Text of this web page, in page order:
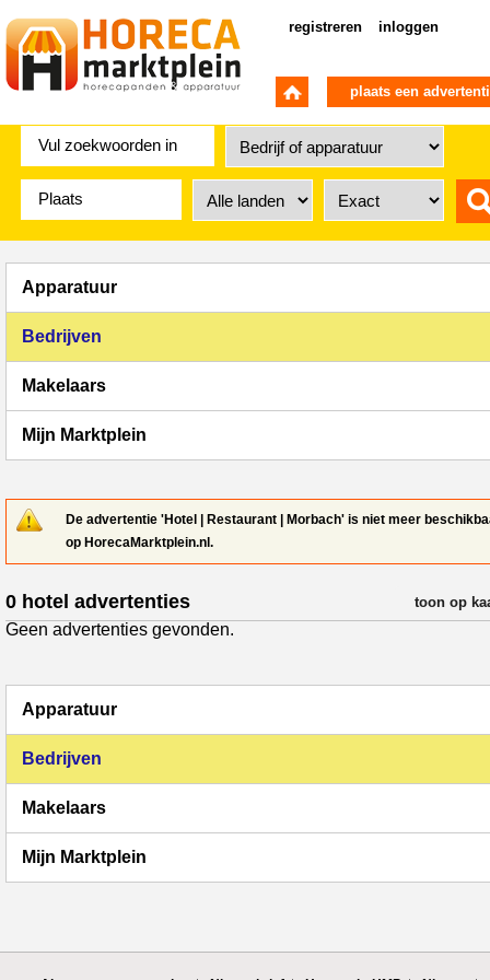
registreren inloggen
plaats een
Apparatuur
Bedrijven
Makelaars
Mijn Marktplein
De advertentie 'Hotel | Restaurant | Morbach' is niet meer
op HorecaMarktplein.nl.
0 hotel advertenties verfijn
toon op
Geen advertenties gevonden.
Apparatuur
Bedrijven
Makelaars
Mijn Marktplein